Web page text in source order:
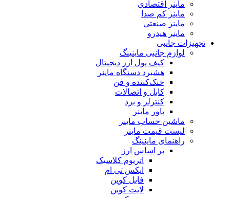
ماینر اقتصادی
ماینر کم‌ صدا
ماینر صنعتی
ماینر هیدرو
تجهیزات جانبی
لوازم جانبی ماینینگ
کیف پول ارز دیجیتال
هشبرد دستگاه ماینر
خنک‌کننده و فن
کابل و اتصالات
کنترلر و برد
پاور ماینر
ماشین حساب ماینر
لیست قیمت ماینر
راهنمای ماینینگ
بر اساس ارز
اتریوم کلاسیک
ایکس تی ام
فایل کوین
لایت کوین